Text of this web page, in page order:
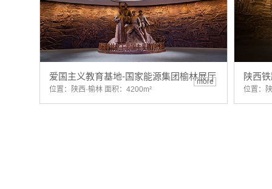
爱国主义教育基地-国家能源集团榆林展厅
位置：陕西·榆林 面积：4200m²
more 陕西
位置：